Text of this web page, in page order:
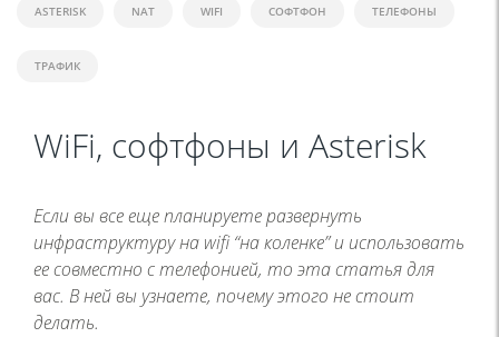
ASTERISK NAT WIFI СОФТФОН ТЕЛЕФОНЫ
ТРАФИК
WiFi, софтфоны и Asterisk
Если вы все еще планируете развернуть
инфраструктуру на wifi “на коленке” и использовать
ее совместно с телефонией, то эта статья для
вас. В ней вы узнаете, почему этого не стоит
делать.